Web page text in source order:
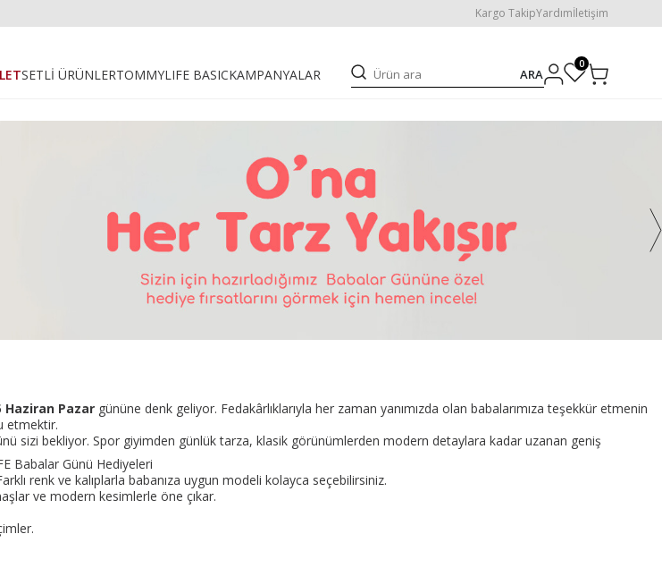
Kargo TakipYardımİletişim
SETLİ ÜRÜNLERTOMMYLIFE BASICKAMPANYALAR ARA
0
Haziran Pazar gününe denk geliyor. Fedakârlıklarıyla her zaman yanımızda olan babalarımıza teşekkür etmenin
etmektir.
sizi bekliyor. Spor giyimden günlük tarza, klasik görünümlerden modern detaylara kadar uzanan geniş
Babalar Günü Hediyeleri
renk ve kalıplarla babanıza uygun modeli kolayca seçebilirsiniz.
ve modern kesimlerle öne çıkar.